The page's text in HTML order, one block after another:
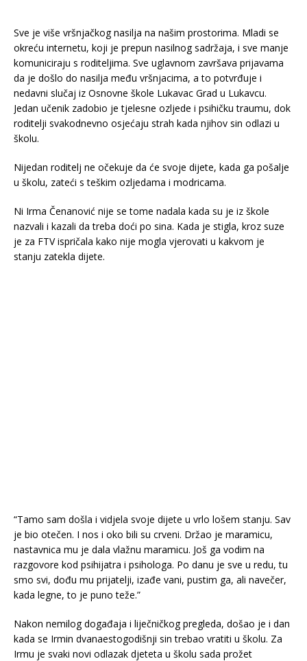
Sve je više vršnjačkog nasilja na našim prostorima. Mladi se
okreću internetu, koji je prepun nasilnog sadržaja, i sve manje
komuniciraju s roditeljima. Sve uglavnom završava prijavama
da je došlo do nasilja među vršnjacima, a to potvrđuje i
nedavni slučaj iz Osnovne škole Lukavac Grad u Lukavcu.
Jedan učenik zadobio je tjelesne ozljede i psihičku traumu, dok
roditelji svakodnevno osjećaju strah kada njihov sin odlazi u
školu.
Nijedan roditelj ne očekuje da će svoje dijete, kada ga pošalje
u školu, zateći s teškim ozljedama i modricama.
Ni Irma Čenanović nije se tome nadala kada su je iz škole
nazvali i kazali da treba doći po sina. Kada je stigla, kroz suze
je za FTV ispričala kako nije mogla vjerovati u kakvom je
stanju zatekla dijete.
“Tamo sam došla i vidjela svoje dijete u vrlo lošem stanju. Sav
je bio otečen. I nos i oko bili su crveni. Držao je maramicu,
nastavnica mu je dala vlažnu maramicu. Još ga vodim na
razgovore kod psihijatra i psihologa. Po danu je sve u redu, tu
smo svi, dođu mu prijatelji, izađe vani, pustim ga, ali navečer,
kada legne, to je puno teže.”
Nakon nemilog događaja i liječničkog pregleda, došao je i dan
kada se Irmin dvanaestogodišnji sin trebao vratiti u školu. Za
Irmu je svaki novi odlazak djeteta u školu sada prožet